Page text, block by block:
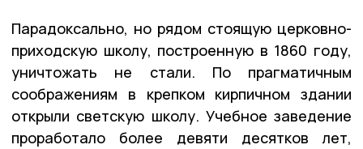
Парадоксально, но рядом стоящую церковно-
приходскую школу, построенную в 1860 году,
уничтожать не стали. По прагматичным
соображениям в крепком кирпичном здании
открыли светскую школу. Учебное заведение
проработало более девяти десятков лет,